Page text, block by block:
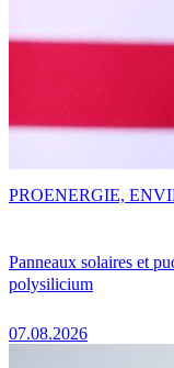
Panneaux solaires et
polysilicium
07.08.2026
PROENERGIE,